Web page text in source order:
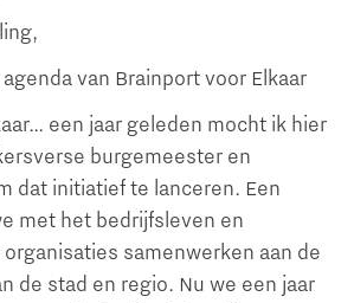
van Brainport voor Elkaar
een jaar geleden mocht ik hier
burgemeester en
dat initiatief te lanceren. Een
met het bedrijfsleven en
samenwerken aan de
de stad en regio. Nu we een jaar